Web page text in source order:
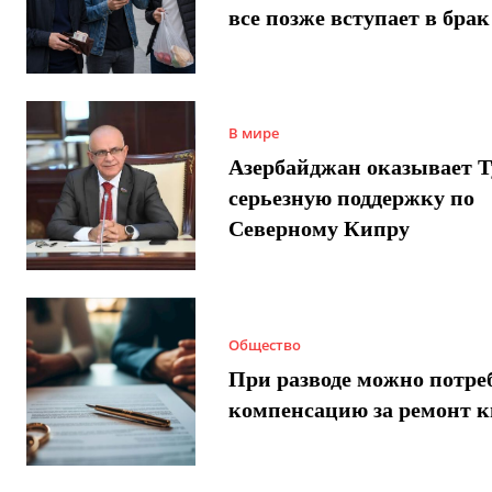
все позже вступает в брак
В мире
Азербайджан оказывает
серьезную поддержку по
Северному Кипру
Общество
При разводе можно
компенсацию за ремонт